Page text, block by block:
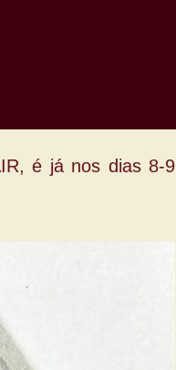
é já nos dias 8-9